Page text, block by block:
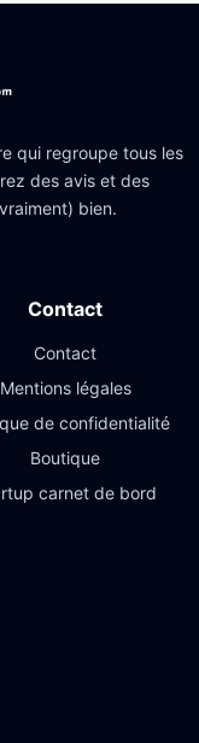
qui regroupe tous les
des avis et des
bien.
Contact
Contact
Mentions légales
de confidentialité
Boutique
carnet de bord